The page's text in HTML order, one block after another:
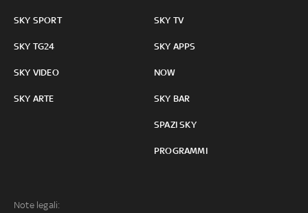
SKY SPORT
SKY TG24
SKY VIDEO
SKY ARTE
SKY TV
SKY APPS
NOW
SKY BAR
SPAZI SKY
PROGRAMMI
Note legali: